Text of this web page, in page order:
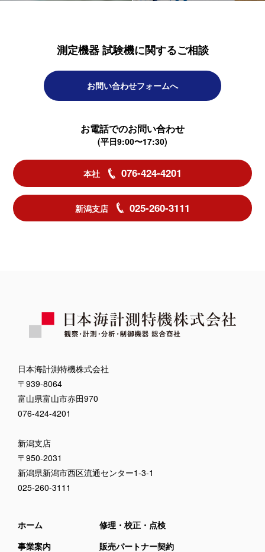
測定機器 試験機に関するご相談
お問い合わせフォームへ
お電話でのお問い合わせ
(平日9:00〜17:30)
本社 076-424-4201
新潟支店 025-260-3111
日本海計測特機株式会社
〒939-8064
富山県富山市赤田970
076-424-4201
新潟支店
〒950-2031
新潟県新潟市西区流通センター1-3-1
025-260-3111
ホーム
事業案内
修理・校正・点検
販売パートナー契約